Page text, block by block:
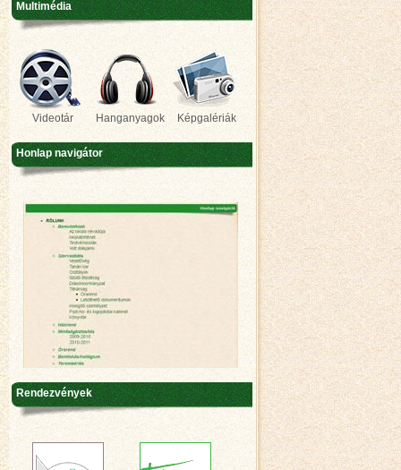
Multimédia
Videotár Hanganyagok Képgalériák
Honlap navigátor
Rendezvények